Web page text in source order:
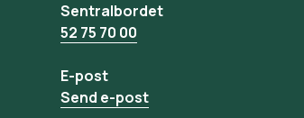
Sentralbordet
52 75 70 00
E-post
Send e-post